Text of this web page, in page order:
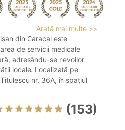
Arată mai multe >>
din Caracal este
de servicii medicale
adresându-se nevoilor
locale. Localizată pe
nr. 36A, în spațiul
(153)